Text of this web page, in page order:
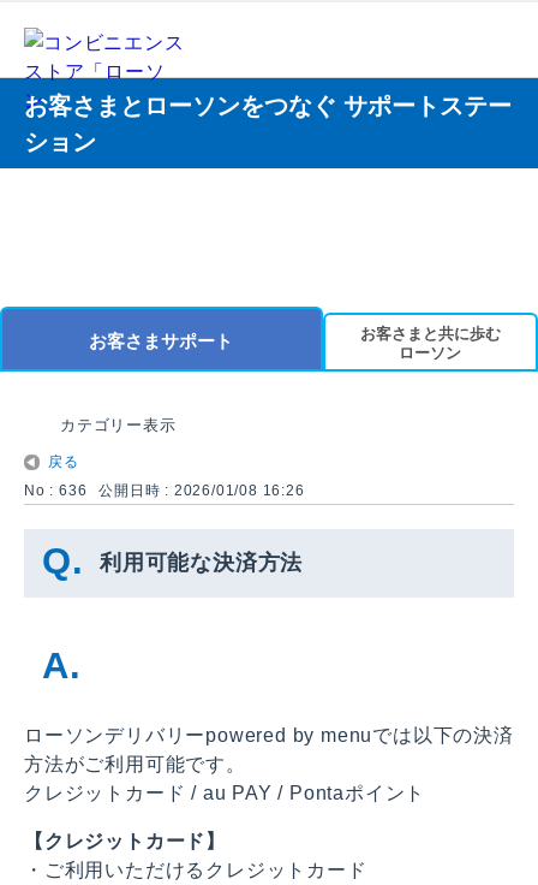
お客さまとローソンをつなぐ サポートステー
ション
お客さまサポート
お客さまと共に歩む
ローソン
カテゴリー表示
戻る
No : 636
公開日時 : 2026/01/08 16:26
利用可能な決済方法
ローソンデリバリーpowered by menuでは以下の決済
方法がご利用可能です。
クレジットカード / au PAY / Pontaポイント
【クレジットカード】
・ご利用いただけるクレジットカード